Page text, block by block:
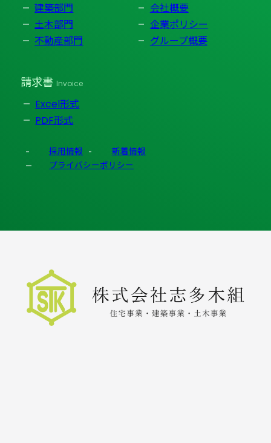
建築部門
土木部門
不動産部門
会社概要
企業ポリシー
グループ概要
請求書 Invoice
Excel形式
PDF形式
採用情報
新着情報
プライバシーポリシー